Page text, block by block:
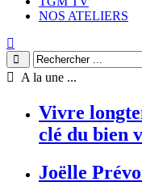
NOS ATELIERS
A la une ...
Vivre
clé du bien
Joëlle